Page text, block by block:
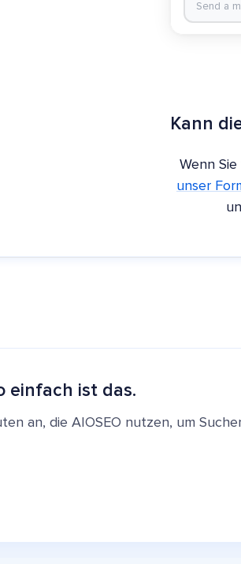
Kann
Wenn
unser
einfach ist das.
an, die AIOSEO nutzen, um